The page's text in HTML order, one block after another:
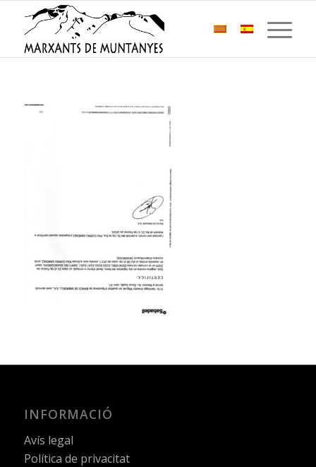
INFORMACIÓ
Avís legal
Política de privacitat